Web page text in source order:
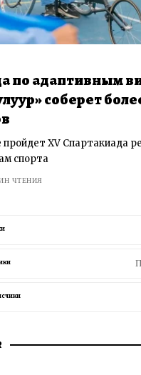
по адаптивным
соберет
XV Спартакиада
спорта
ЧТЕНИЯ